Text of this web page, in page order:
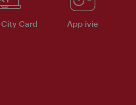
Card App ivie